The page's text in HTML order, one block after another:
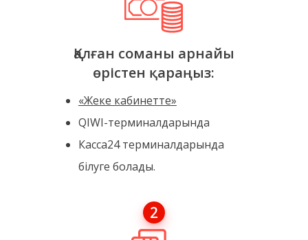
Қалған соманы арнайы
өрістен қараңыз:
«Жеке кабинетте»
QIWI-терминалдарында
Касса24 терминалдарында
білуге болады.
2